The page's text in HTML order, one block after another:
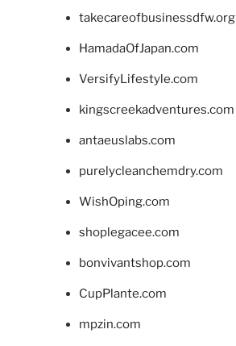
takecareofbusinessdfw.org
HamadaOfJapan.com
VersifyLifestyle.com
kingscreekadventures.com
antaeuslabs.com
purelycleanchemdry.com
WishOping.com
shoplegacee.com
bonvivantshop.com
CupPlante.com
mpzin.com